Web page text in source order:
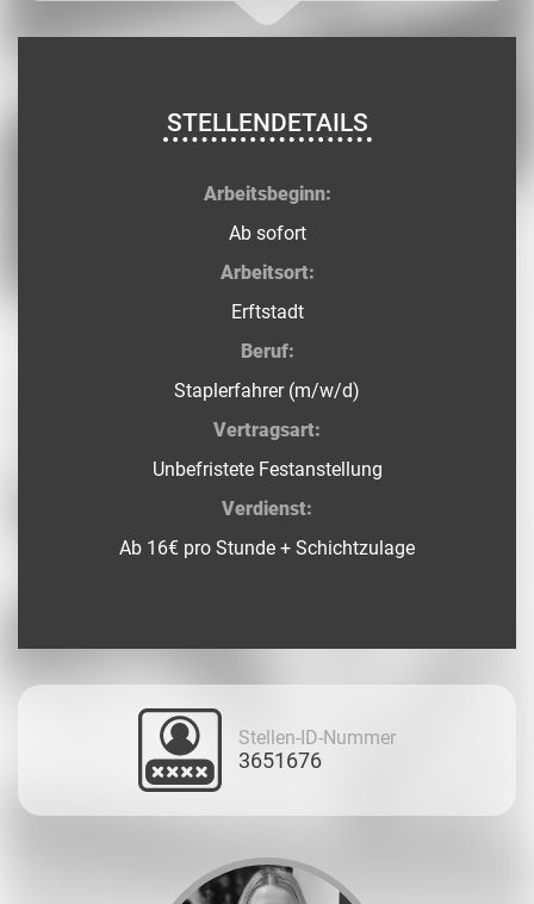
STELLENDETAILS
Arbeitsbeginn:
Ab sofort
Arbeitsort:
Erftstadt
Beruf:
Staplerfahrer (m/w/d)
Vertragsart:
Unbefristete Festanstellung
Verdienst:
Ab 16€ pro Stunde + Schichtzulage
Stellen-ID-Nummer
3651676